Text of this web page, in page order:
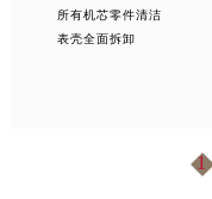
山东省淄博市
所有机芯零件清洁
表壳全面拆卸
1